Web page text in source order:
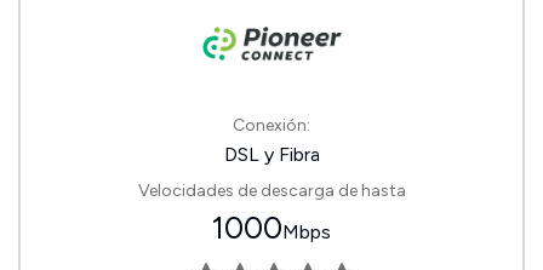
Conexión:
DSL y Fibra
Velocidades de descarga de hasta
1000Mbps